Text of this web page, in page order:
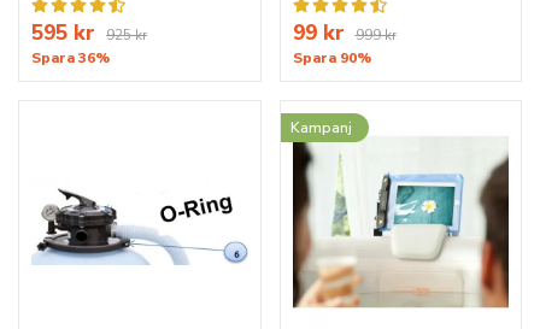
595 kr
925 kr
Spara 36%
99 kr 999 kr
Spara 90%
Kampanj